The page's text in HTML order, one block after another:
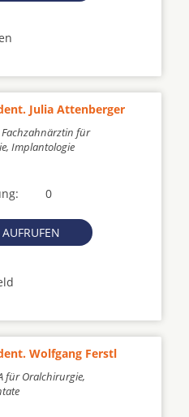
Julia Attenberger
für
Implantologie
0
Wolfgang Ferstl
für Oralchirurgie,